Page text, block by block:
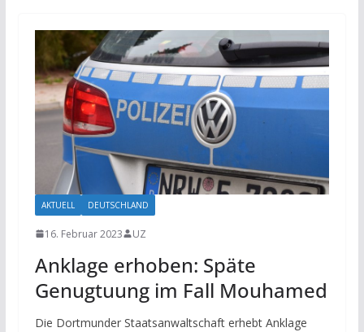
AKTUELL DEUTSCHLAND
16. Februar 2023 UZ
Anklage erhoben: Späte
Genugtuung im Fall Mouhamed
Die Dortmunder Staatsanwaltschaft erhebt Anklage